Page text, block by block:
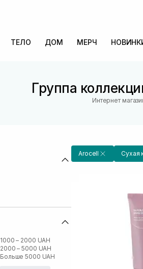
ТЕЛО ДОМ МЕРЧ
Группа
Интернет
1000 – 2000 UAH
2000 – 5000 UAH
Больше 5000 UAH
Arocell Сухая